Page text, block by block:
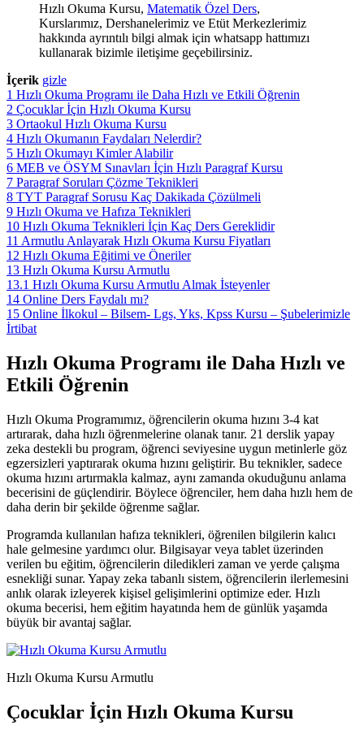
Hızlı Okuma Kursu, Matematik Özel Ders,
Kurslarımız, Dershanelerimiz ve Etüt Merkezlerimiz
hakkında ayrıntılı bilgi almak için whatsapp hattımızı
kullanarak bizimle iletişime geçebilirsiniz.
İçerik gizle
1 Hızlı Okuma Programı ile Daha Hızlı ve Etkili Öğrenin
2 Çocuklar İçin Hızlı Okuma Kursu
3 Ortaokul Hızlı Okuma Kursu
4 Hızlı Okumanın Faydaları Nelerdir?
5 Hızlı Okumayı Kimler Alabilir
6 MEB ve ÖSYM Sınavları İçin Hızlı Paragraf Kursu
7 Paragraf Soruları Çözme Teknikleri
8 TYT Paragraf Sorusu Kaç Dakikada Çözülmeli
9 Hızlı Okuma ve Hafıza Teknikleri
10 Hızlı Okuma Teknikleri İçin Kaç Ders Gereklidir
11 Armutlu Anlayarak Hızlı Okuma Kursu Fiyatları
12 Hızlı Okuma Eğitimi ve Öneriler
13 Hızlı Okuma Kursu Armutlu
13.1 Hızlı Okuma Kursu Armutlu Almak İsteyenler
14 Online Ders Faydalı mı?
15 Online İlkokul – Bilsem- Lgs, Yks, Kpss Kursu – Şubelerimizle
İrtibat
Hızlı Okuma Programı ile Daha Hızlı ve
Etkili Öğrenin
Hızlı Okuma Programımız, öğrencilerin okuma hızını 3-4 kat
artırarak, daha hızlı öğrenmelerine olanak tanır. 21 derslik yapay
zeka destekli bu program, öğrenci seviyesine uygun metinlerle göz
egzersizleri yaptırarak okuma hızını geliştirir. Bu teknikler, sadece
okuma hızını artırmakla kalmaz, aynı zamanda okuduğunu anlama
becerisini de güçlendirir. Böylece öğrenciler, hem daha hızlı hem de
daha derin bir şekilde öğrenme sağlar.
Programda kullanılan hafıza teknikleri, öğrenilen bilgilerin kalıcı
hale gelmesine yardımcı olur. Bilgisayar veya tablet üzerinden
verilen bu eğitim, öğrencilerin diledikleri zaman ve yerde çalışma
esnekliği sunar. Yapay zeka tabanlı sistem, öğrencilerin ilerlemesini
anlık olarak izleyerek kişisel gelişimlerini optimize eder. Hızlı
okuma becerisi, hem eğitim hayatında hem de günlük yaşamda
büyük bir avantaj sağlar.
Hızlı Okuma Kursu Armutlu
Çocuklar İçin Hızlı Okuma Kursu